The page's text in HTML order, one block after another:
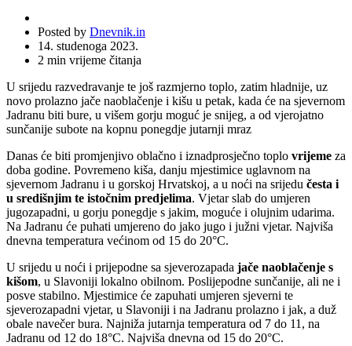
Posted by Dnevnik.in
14. studenoga 2023.
2 min vrijeme čitanja
U srijedu razvedravanje te još razmjerno toplo, zatim hladnije, uz
novo prolazno jače naoblačenje i kišu u petak, kada će na sjevernom
Jadranu biti bure, u višem gorju moguć je snijeg, a od vjerojatno
sunčanije subote na kopnu ponegdje jutarnji mraz
Danas će biti promjenjivo oblačno i iznadprosječno toplo vrijeme za
doba godine. Povremeno kiša, danju mjestimice uglavnom na
sjevernom Jadranu i u gorskoj Hrvatskoj, a u noći na srijedu česta i
u središnjim te istočnim predjelima. Vjetar slab do umjeren
jugozapadni, u gorju ponegdje s jakim, moguće i olujnim udarima.
Na Jadranu će puhati umjereno do jako jugo i južni vjetar. Najviša
dnevna temperatura većinom od 15 do 20°C.
U srijedu u noći i prijepodne sa sjeverozapada jače naoblačenje s
kišom, u Slavoniji lokalno obilnom. Poslijepodne sunčanije, ali ne i
posve stabilno. Mjestimice će zapuhati umjeren sjeverni te
sjeverozapadni vjetar, u Slavoniji i na Jadranu prolazno i jak, a duž
obale navečer bura. Najniža jutarnja temperatura od 7 do 11, na
Jadranu od 12 do 18°C. Najviša dnevna od 15 do 20°C.